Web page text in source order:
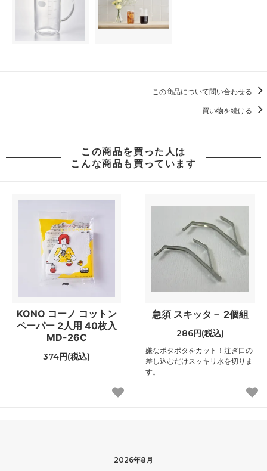
この商品について問い合わせる
買い物を続ける
この商品を買った人は
こんな商品も買っています
KONO コーノ コットン
ペーパー 2人用 40枚入
MD-26C
374円(税込)
急須 スキッタ－ 2個組
286円(税込)
嫌なポタポタをカット！注ぎ口の
差し込むだけスッキリ水を切りま
す。
2026年8月